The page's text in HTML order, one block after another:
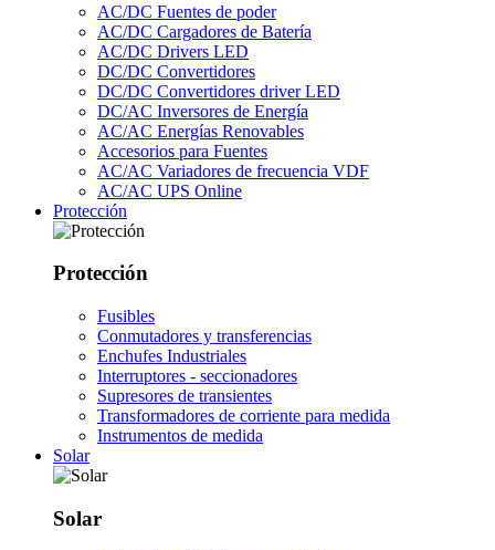
AC/DC Fuentes de poder
AC/DC Cargadores de Batería
AC/DC Drivers LED
DC/DC Convertidores
DC/DC Convertidores driver LED
DC/AC Inversores de Energía
AC/AC Energías Renovables
Accesorios para Fuentes
AC/AC Variadores de frecuencia VDF
AC/AC UPS Online
Protección
Protección
Fusibles
Conmutadores y transferencias
Enchufes Industriales
Interruptores - seccionadores
Supresores de transientes
Transformadores de corriente para medida
Instrumentos de medida
Solar
Solar